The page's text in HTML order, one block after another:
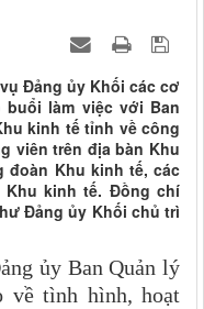
Đảng ủy Khối các cơ
làm việc với Ban
kinh tế tỉnh về công
viên trên địa bàn Khu
đoàn Khu kinh tế, các
kinh tế. Đồng chí
Đảng ủy Khối chủ trì
ủy Ban Quản lý
về tình hình, hoạt